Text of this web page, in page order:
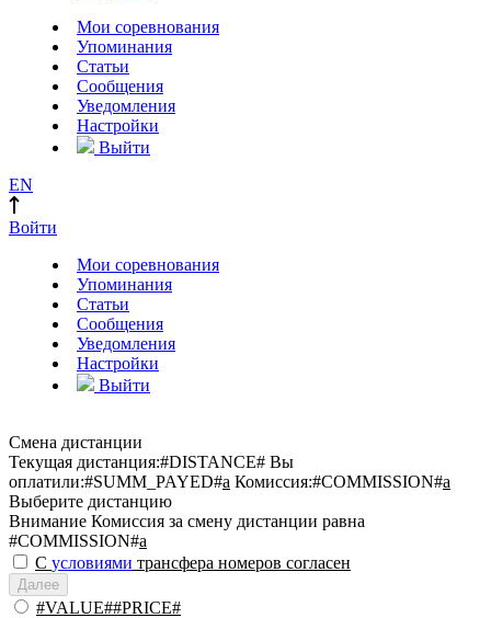
Мои соревнования
Упоминания
Статьи
Сообщения
Уведомления
Настройки
Выйти
EN
Войти
Мои соревнования
Упоминания
Статьи
Сообщения
Уведомления
Настройки
Выйти
Смена дистанции
Текущая дистанция:#DISTANCE# Вы
оплатили:#SUMM_PAYED#a Комиссия:#COMMISSION#a
Выберите дистанцию
Внимание Комиссия за смену дистанции равна
#COMMISSION#a
С условиями трансфера номеров согласен
Далее
#VALUE##PRICE#